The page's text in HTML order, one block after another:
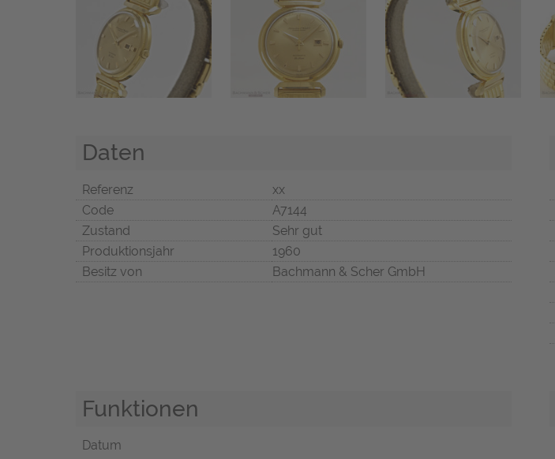
Daten
Referenz
xx
Code
A7144
Zustand
Sehr gut
Produktionsjahr
1960
Besitz von
Bachmann & Scher GmbH
Funktionen
Datum